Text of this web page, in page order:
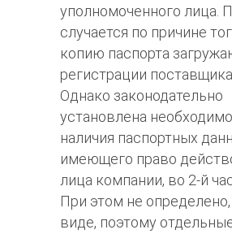
уполномоченного лица.
случается по причине
копию паспорта
регистрации
Однако законодательно
установлена
наличия паспортных
имеющего право
лица компании, во 2-й
При этом не
виде, поэтому